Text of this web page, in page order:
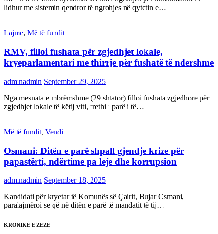
lidhur me sistemin qendror të ngrohjes në qytetin e…
Lajme, Më të fundit
RMV, filloi fushata për zgjedhjet lokale,
kryeparlamentari me thirrje për fushatë të ndershme
adminadmin September 29, 2025
Nga mesnata e mbrëmshme (29 shtator) filloi fushata zgjedhore për
zgjedhjet lokale të këtij viti, rrethi i parë i të…
Më të fundit, Vendi
Osmani: Ditën e parë shpall gjendje krize për
papastërti, ndërtime pa leje dhe korrupsion
adminadmin September 18, 2025
Kandidati për kryetar të Komunës së Çairit, Bujar Osmani,
paralajmëroi se që në ditën e parë të mandatit të tij…
KRONIKË E ZEZË